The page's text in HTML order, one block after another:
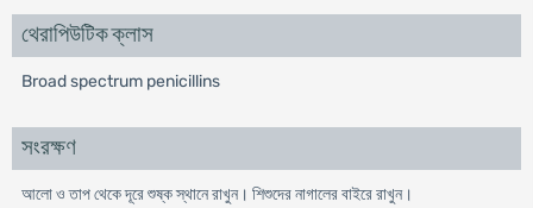
থেরাপিউটিক ক্লাস
Broad spectrum penicillins
সংরক্ষণ
আলো ও তাপ থেকে দূরে শুষ্ক স্থানে রাখুন। শিশুদের নাগালের বাইরে রাখুন।